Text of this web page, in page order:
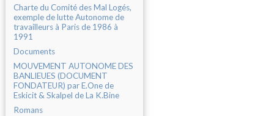
Charte du Comité des Mal Logés,
exemple de lutte Autonome de
travailleurs à Paris de 1986 à
1991
Documents
MOUVEMENT AUTONOME DES
BANLIEUES (DOCUMENT
FONDATEUR) par E.One de
Eskicit & Skalpel de La K.Bine
Romans